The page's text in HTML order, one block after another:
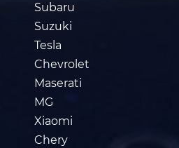
Subaru
Suzuki
Tesla
Chevrolet
Maserati
MG
Xiaomi
Chery